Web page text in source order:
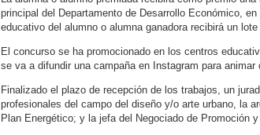
principal del Departamento de Desarrollo Económico,
educativo del alumno o alumna ganadora recibirá un
El concurso se ha promocionado en los centros
se va a difundir una campaña en Instagram para
Finalizado el plazo de recepción de los trabajos, un
profesionales del campo del diseño y/o arte urbano, la
Plan Energético; y la jefa del Negociado de Promoción